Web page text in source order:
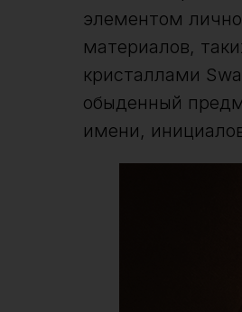
элементом
материалов,
кристаллами
обыденный
имени,